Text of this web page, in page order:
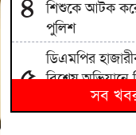
শিশুকে আটক
পুলিশ
৫
ডিএমপির
বিশেষ অভিযানে
জড়িত ১৪ জন
সব